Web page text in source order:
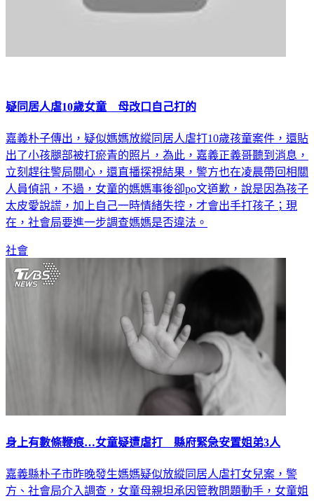
疑同居人虐10歲女童 母改口自己打的
嘉義朴子傳出，疑似媽媽放縱同居人虐打10歲孩童案件，還貼
出了小孩腿部被打瘀青的照片，為此，嘉義正義哥聽到消息，
立刻趕往警局關心，還直播探視結果，警方也在凌晨帶回相關
人員偵訊，不過，女童的媽媽事後卻po文道歉，說是因為孩子
太皮愛說謊，加上自己一時情緒失控，才會出手打孩子；現
在，社會局要進一步調查媽媽是否違法。
社會
身上有數條鞭痕…女童疑遭虐打 縣府緊急安置姐弟3人
嘉義縣朴子市昨晚發生媽媽疑似放縱同居人虐打女兒案，警
方、社會局介入調查，女童母親坦承因管教問題動手，女童姐